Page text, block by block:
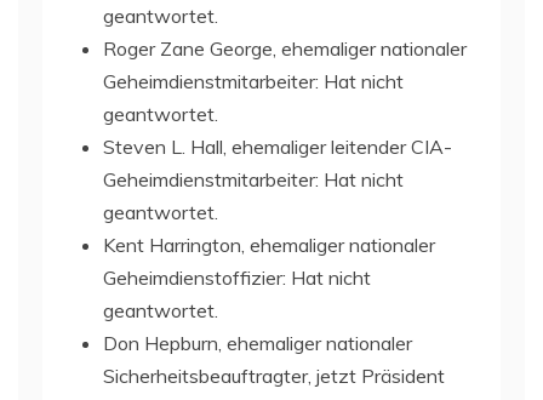
geantwortet.
Roger Zane George, ehemaliger nationaler
Geheimdienstmitarbeiter: Hat nicht
geantwortet.
Steven L. Hall, ehemaliger leitender CIA-
Geheimdienstmitarbeiter: Hat nicht
geantwortet.
Kent Harrington, ehemaliger nationaler
Geheimdienstoffizier: Hat nicht
geantwortet.
Don Hepburn, ehemaliger nationaler
Sicherheitsbeauftragter, jetzt Präsident